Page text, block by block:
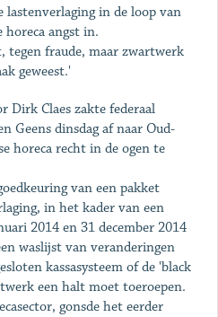
lastenverlaging in de loop van
horeca angst in.
tegen fraude, maar zwartwerk
geweest.'
Dirk Claes zakte federaal
Geens dinsdag af naar Oud-
horeca recht in de ogen te
van een pakket
in het kader van een
2014 en 31 december 2014
waslijst van veranderingen
kassasysteem of de 'black
een halt moet toeroepen.
gonsde het eerder